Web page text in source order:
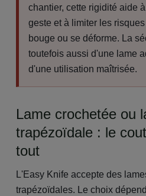
chantier, cette rigidité aide
geste et à limiter les
bouge ou se déforme. La
toutefois aussi d'une lame
d'une utilisation maîtrisée.
Lame crochetée ou
trapézoïdale : le
tout
L'Easy Knife accepte des
trapézoïdales. Le choix